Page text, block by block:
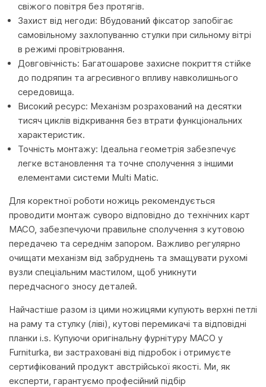
свіжого повітря без протягів.
Захист від негоди: Вбудований фіксатор запобігає
самовільному захлопуванню стулки при сильному вітрі
в режимі провітрювання.
Довговічність: Багатошарове захисне покриття стійке
до подряпин та агресивного впливу навколишнього
середовища.
Високий ресурс: Механізм розрахований на десятки
тисяч циклів відкривання без втрати функціональних
характеристик.
Точність монтажу: Ідеальна геометрія забезпечує
легке встановлення та точне сполучення з іншими
елементами системи Multi Matic.
Для коректної роботи ножиць рекомендується
проводити монтаж суворо відповідно до технічних карт
MACO, забезпечуючи правильне сполучення з кутовою
передачею та середнім запором. Важливо регулярно
очищати механізм від забруднень та змащувати рухомі
вузли спеціальним мастилом, щоб уникнути
передчасного зносу деталей.
Найчастіше разом із цими ножицями купують верхні петлі
на раму та стулку (ліві), кутові перемикачі та відповідні
планки i.s. Купуючи оригінальну фурнітуру MACO у
Furniturka, ви застраховані від підробок і отримуєте
сертифікований продукт австрійської якості. Ми, як
експерти, гарантуємо професійний підбір